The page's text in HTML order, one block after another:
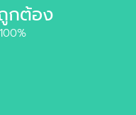
กต้อง